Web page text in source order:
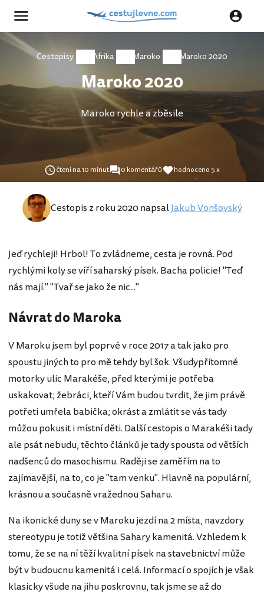
Cestopisy Afrika Maroko Maroko 2020
Maroko 2020
Maroko rychle a zběsile
čtení na 10 minut 0 komentářů hodnoceno 5 x
Cestopis z roku 2020 napsalJakub Vonšovský
Jeď rychleji! Hrbol! To zvládneme, cesta je rovná. Pod
rychlými koly se víří saharský písek. Bacha policie! "Teď
nás mají." "Tvař se jako že nic..."
Návrat do Maroka
V Maroku jsem byl poprvé v roce 2017 a tak jako pro
spoustu jiných to pro mě tehdy byl šok. Všudypřítomné
motorky ulic Marakéše, před kterými je potřeba
uskakovat; žebráci, kteří Vám budou tvrdit, že jim právě
potřetí umřela babička; okrást a zmlátit se vás tady
můžou pokusit i místní děti. Další cestopis o Marakéši tady
ale psát nebudu, těchto článků je tady spousta od větších
nadšenců do masochismu. Raději se zaměřím na to
zajímavější, na to, co je "tam venku". Hlavně na populární,
krásnou a současně vražednou Saharu.
Na ikonické duny se v Maroku jezdí na 2 místa, navzdory
stereotypu je totiž většina Sahary kamenitá. Vzhledem k
tomu, že se na ní těží kvalitní písek na stavebnictví může
být v budoucnu kamenitá i celá. Informací o spojích je však
klasicky všude na jihu poskrovnu, tak jsme se až do